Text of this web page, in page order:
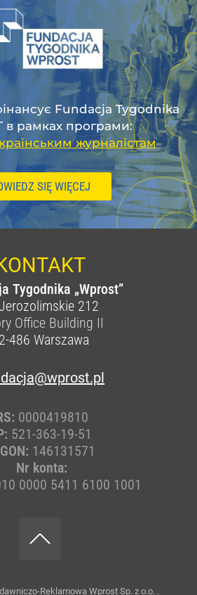
Fundacja Tygodnika
в рамках програми:
журналістам
SIĘ WIĘCEJ
Tygodnika „Wprost”
212
Office Building II
486 Warszawa
0000419810
521-363-19-51
146131571
Nr konta:
0000 5411 6100 1001
Reklamowa Wprost Sp. z o.o. .